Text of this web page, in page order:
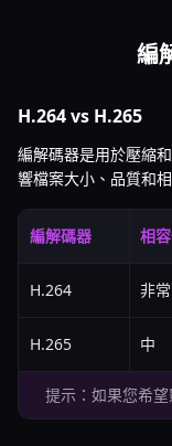
編
H.264 vs H.265
編解碼器是用於壓縮
響檔案大小、品質和相
編解碼器 相
H.264 非
H.265 中
提示：如果您希